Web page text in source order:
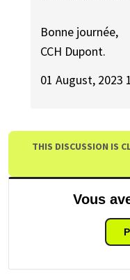
Bonne journée,
CCH Dupont.
01 August, 2023
THIS DISCUSSION IS
Vous